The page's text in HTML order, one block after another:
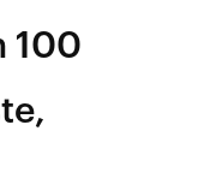
100